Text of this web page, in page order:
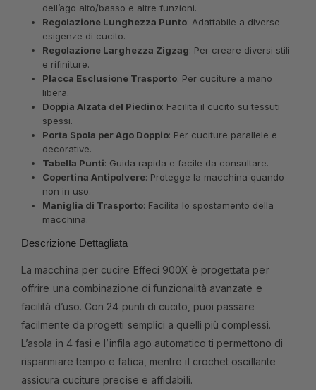
dell’ago alto/basso e altre funzioni.
Regolazione Lunghezza Punto: Adattabile a diverse
esigenze di cucito.
Regolazione Larghezza Zigzag: Per creare diversi stili
e rifiniture.
Placca Esclusione Trasporto: Per cuciture a mano
libera.
Doppia Alzata del Piedino: Facilita il cucito su tessuti
spessi.
Porta Spola per Ago Doppio: Per cuciture parallele e
decorative.
Tabella Punti: Guida rapida e facile da consultare.
Copertina Antipolvere: Protegge la macchina quando
non in uso.
Maniglia di Trasporto: Facilita lo spostamento della
macchina.
Descrizione Dettagliata
La macchina per cucire Effeci 900X è progettata per
offrire una combinazione di funzionalità avanzate e
facilità d’uso. Con 24 punti di cucito, puoi passare
facilmente da progetti semplici a quelli più complessi.
L’asola in 4 fasi e l’infila ago automatico ti permettono di
risparmiare tempo e fatica, mentre il crochet oscillante
assicura cuciture precise e affidabili.